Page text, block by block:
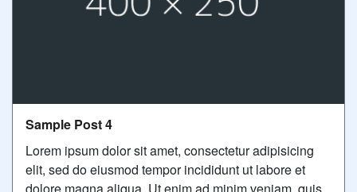
Sample Post 4
Lorem ipsum dolor sit amet, consectetur adipisicing
elit, sed do eiusmod tempor incididunt ut labore et